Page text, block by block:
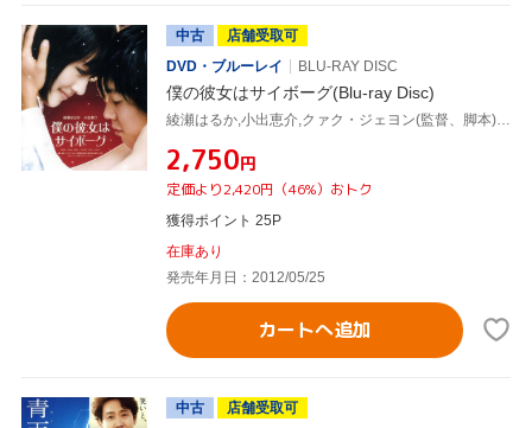
中古
店舗受取可
DVD・ブルーレイ
BLU-RAY DISC
僕の彼女はサイボーグ(Blu-ray Disc)
綾瀬はるか,小出恵介,クァク・ジェヨン(監督、脚本),大坪直樹(音楽)
¥2,750円
定価より2,420円（46%）おトク
獲得ポイント 25P
在庫あり
発売年月日：2012/05/25
カートへ追加
中古
店舗受取可